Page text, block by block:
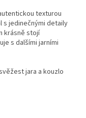
texturou
s jedinečnými detaily
krásně stojí
s dalšími jarními
jara a kouzlo